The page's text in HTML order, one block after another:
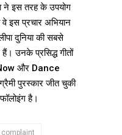
ने इस तरह के उपयोग
इस प्रचार अभियान
दुनिया की सबसे
उनके प्रसिद्ध गीतों
और Dance
पुरस्कार जीत चुकी
है।
complaint